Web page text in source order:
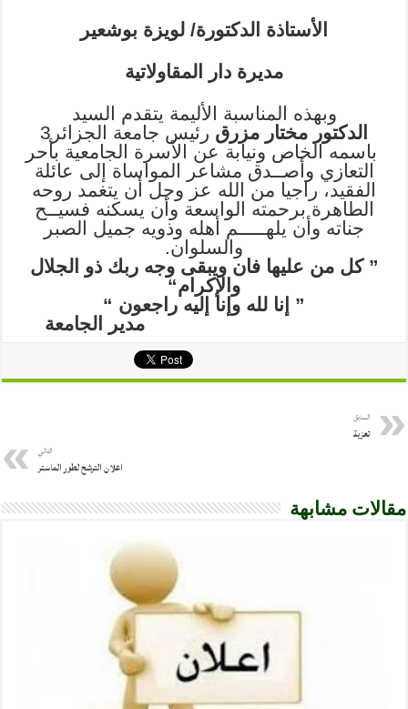
الأستاذة الدكتورة/ لويزة بوشعير
مديرة دار المقاولاتية
وبهذه المناسبة الأليمة يتقدم السيد
الدكتور مختار مزرق
رئيس جامعة الجزائر3
باسمه الخاص ونيابة عن الأسرة الجامعية بأحر
التعازي وأصــدق مشاعر المواساة إلى عائلة
الفقيد، راجيا من الله عز وجل أن يتغمد روحه
الطاهرة برحمته الواسعة وأن يسكنه فسيــح
جناته وأن يلهـــــم أهله وذويه جميل الصبر
والسلوان.
‎” كل من عليها فان ويبقى وجه ربك ذو الجلال
والإكرام“
السابق
تعزية
التالي
اعلان الترشح لطور الماستر
مقالات مشابهة